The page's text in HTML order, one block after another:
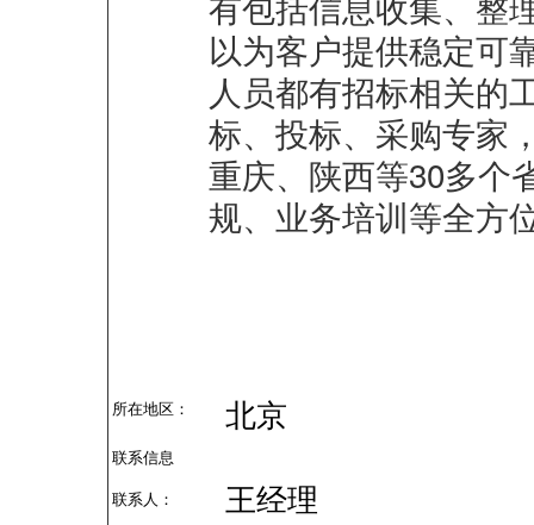
以为客户提供稳定可
人员都有招标相关的
标、投标、采购专家
重庆、陕西等30多个
规、业务培训等全方
所在地区： 北京
联系信息
联系人： 王经理